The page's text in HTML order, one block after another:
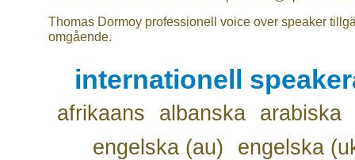
Thomas Dormoy professionell voice over speaker
omgående.
internationell
afrikaans albanska
arabiska
engelska (au)
engelska